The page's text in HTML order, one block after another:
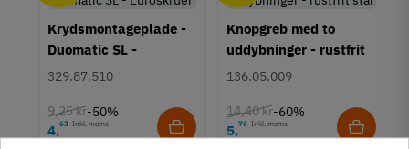
Antik
Børstet
Hulafstand
Farve
Krydsmontageplade -
Duomatic SL -
Euroskruer
329.87.510
9,25 kr-50%
4,63 Inkl. moms
Knopgreb med to
uddybninger - rustfrit
stål
136.05.009
14,40 kr-60%
5,76 Inkl. moms